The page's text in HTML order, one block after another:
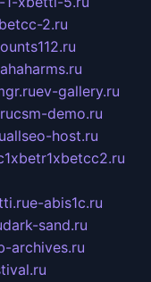
2.ru
ev-gallery.ru
csm-demo.ru
allseo-host.ru
e-abis1c.ru
dark-sand.ru
archives.ru